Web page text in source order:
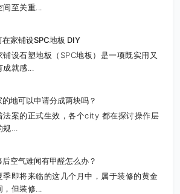
间至关重...
在家铺设SPC地板 DIY
铺设石塑地板（SPC地板）是一项既实用又
成就感...
的地可以申请分成两块吗？
法案的正式生效，各个city 都在探讨操作层
规...
后空气难闻有甲醛怎么办？
季即将来临的这几个月中，属于装修的黄金
，但装修...